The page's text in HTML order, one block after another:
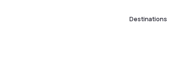
Destinations